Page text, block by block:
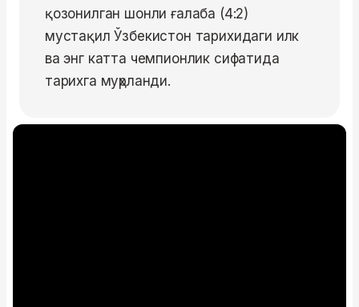
қозонилган шонли ғалаба (4:2)
мустақил Ўзбекистон тарихидаги илк
ва энг катта чемпионлик сифатида
тарихга муҳрланди.